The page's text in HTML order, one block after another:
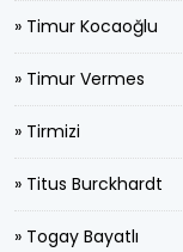
» Timur Kocaoğlu
» Timur Vermes
» Tirmizi
» Titus Burckhardt
» Togay Bayatlı